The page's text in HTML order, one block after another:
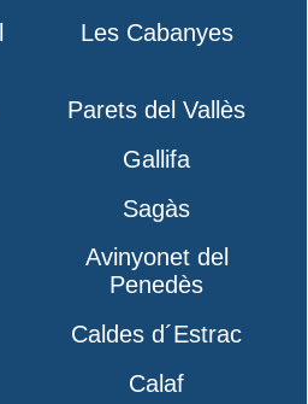
Les Cabanyes
Parets del Vallès
Gallifa
Sagàs
Avinyonet del
Penedès
Caldes d´Estrac
Calaf